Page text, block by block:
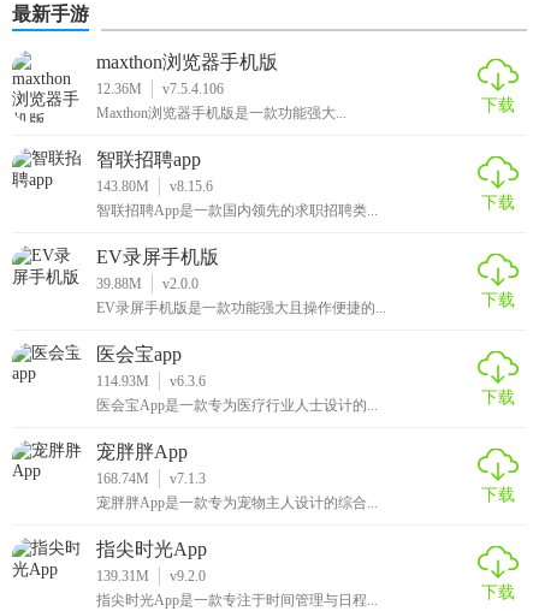
最新手游
maxthon浏览器手机版
12.36M
v7.5.4.106
Maxthon浏览器手机版是一款功能强大...
下载
智联招聘app
143.80M
v8.15.6
智联招聘App是一款国内领先的求职招聘类...
下载
EV录屏手机版
39.88M
v2.0.0
EV录屏手机版是一款功能强大且操作便捷的...
下载
医会宝app
114.93M
v6.3.6
医会宝App是一款专为医疗行业人士设计的...
下载
宠胖胖App
168.74M
v7.1.3
宠胖胖App是一款专为宠物主人设计的综合...
下载
指尖时光App
139.31M
v9.2.0
指尖时光App是一款专注于时间管理与日程...
下载